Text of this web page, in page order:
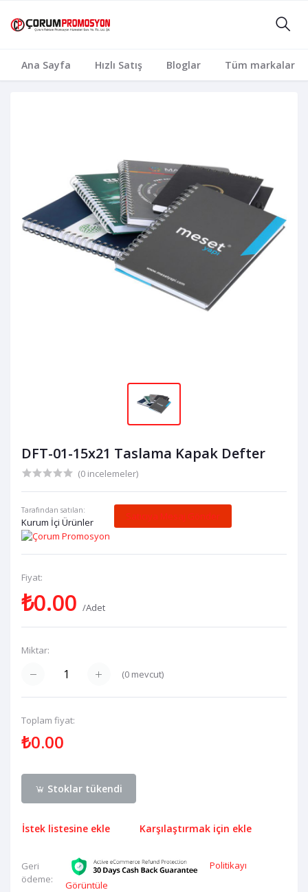
Ana Sayfa Hızlı Satış Bloglar Tüm markalar
DFT-01-15x21 Taslama Kapak Defter
(0 incelemeler)
Tarafından satılan:
Kurum İçi Ürünler
Satıcıya Mesaj Gönder
Fiyat:
₺0.00 /Adet
Miktar:
(0 mevcut)
Toplam fiyat:
₺0.00
Stoklar tükendi
İstek listesine ekle Karşılaştırmak için ekle
Geri
ödeme:
Politikayı
Görüntüle